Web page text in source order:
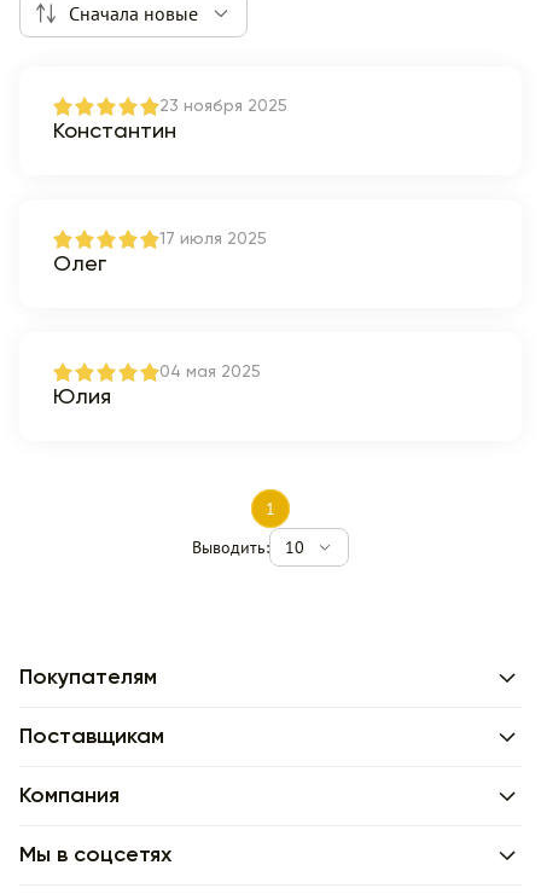
Сначала новые
23 ноября 2025
Константин
17 июля 2025
Олег
04 мая 2025
Юлия
1
Выводить:
10
Покупателям
Поставщикам
Компания
Мы в соцсетях